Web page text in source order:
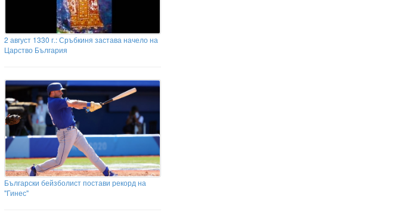
2 август 1330 г.: Сръбкиня застава начело на
Царство България
Български бейзболист постави рекорд на
"Гинес"